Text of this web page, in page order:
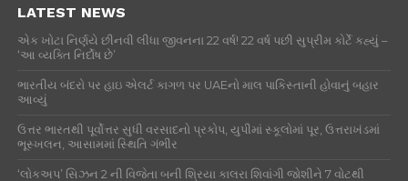
LATEST NEWS
એક ખોટા નિર્ણયે છીનવી લીધા જીવનના 22 વર્ષ! 22 વર્ષ પછી સુપ્રીમ કોર્ટે કહ્યું –
‘આ વ્યક્તિ નિર્દોષ છે’
ભારતીય બંદરો પર હાઇ એલર્ટ કાગળ પર UAEનો માલ પાકિસ્તાની હોવાનું બહાર
આવ્યું
ઉત્તર ભારતથી પૂર્વોત્તર સુધી વરસાદનો પ્રકોપ, યુપીમાં સ્કૂલોમાં પૂર, ઉત્તરાખંડમાં
ભૂસ્ખલન, આસામમાં સ્થિતિ ગંભીર
‘લોકઅપ’ સિઝન 2 ની વિજેતા બની શ્રિયા કાલરા શિવાંગી જોશીને 7 વોટથી